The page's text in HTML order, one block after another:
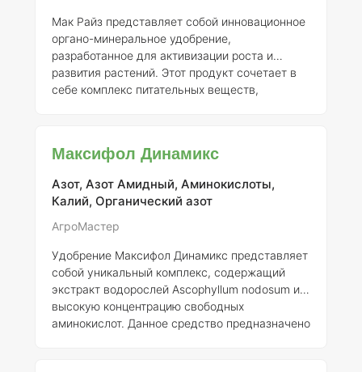
Мак Райз представляет собой инновационное
органо-минеральное удобрение,
разработанное для активизации роста и
развития растений. Этот продукт сочетает в
себе комплекс питательных веществ,
В12, C, D, E и K, которые играют важную роль в
здоровья растений. Кроме того, в Мак Райз
включён регулятор роста – гиббереллин,
который способствует увеличению длины
урожайност
Максифол Динамикс
Азот, Азот Амидный, Аминокислоты,
Калий, Органический азот
АгроМастер
Удобрение Максифол Динамикс представляет
собой уникальный комплекс, содержащий
экстракт водорослей Ascophyllum nodosum и
высокую концентрацию свободных
аминокислот. Данное средство предназначено